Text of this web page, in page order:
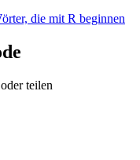
die mit R beginnen
teilen